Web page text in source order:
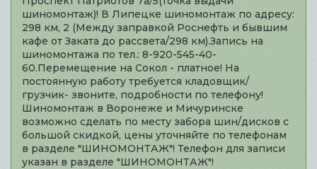
шиномонтаж)! В Липецке шиномонтаж по адресу:
298 км, 2 (Между заправкой Роснефть и бывшим
кафе от Заката до рассвета/298 км).Запись на
шиномонтажа по тел.: 8-920-545-40-
60.Перемещение на Сокол - платное! На
постоянную работу требуется кладовщик/
грузчик- звоните, подробности по телефону!
Шиномонтаж в Воронеже и Мичуринске
возможно сделать по месту забора шин/дисков с
большой скидкой, цены уточняйте по телефонам
в разделе "ШИНОМОНТАЖ"! Телефон для записи
указан в разделе "ШИНОМОНТАЖ"!